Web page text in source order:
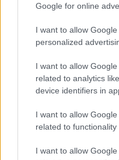
Google for online
I want to allow
personalized
I want to allow
related to analytics
device identifiers in
I want to allow
related to
I want to allow
Végre a Pest
saját
Meggyógyulnék szerkesztő•